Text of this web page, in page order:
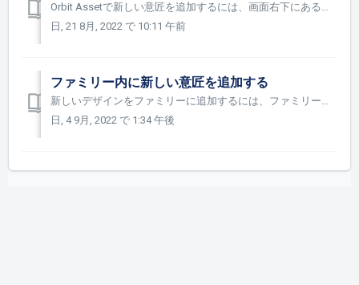
Orbit Assetで新しい意匠を追加するには、画面右下にある＋ボタンをクリックし、意匠または準備作業を選択するだけです。 新しいファミリーは、常に少なくとも1つの新しいアセットと共に作成されます。ユーザーは以下のいずれかを選択することができます。 プロジェクト準備中（意匠準備作業）：このス...
日, 21 8月, 2022 で 10:11 午前
ファミリー内に新しい意匠を追加する
新しいデザインをファミリーに追加するには、ファミリーの概要で3つの点のメニューボタンをクリックし、"意匠の追加 "を選択するだけです。 フィールドの説明： 意匠整理番号：意匠整理番号は、ほとんどの場合、次のフォーマットで構築されています。 ”ファミリー整理...
日, 4 9月, 2022 で 1:34 午後